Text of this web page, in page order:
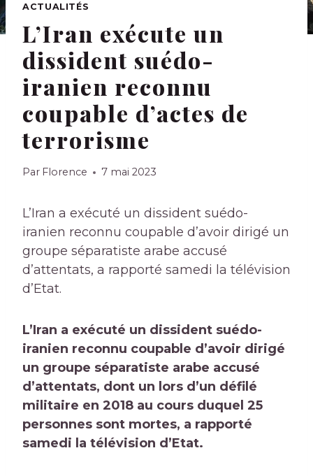
ACTUALITÉS
L’Iran exécute un
dissident suédo-
iranien reconnu
coupable d’actes de
terrorisme
Par Florence 7 mai 2023
L’Iran a exécuté un dissident suédo-
iranien reconnu coupable d’avoir dirigé un
groupe séparatiste arabe accusé
d’attentats, a rapporté samedi la télévision
d’Etat.
L’Iran a exécuté un dissident suédo-
iranien reconnu coupable d’avoir dirigé
un groupe séparatiste arabe accusé
d’attentats, dont un lors d’un défilé
militaire en 2018 au cours duquel 25
personnes sont mortes, a rapporté
samedi la télévision d’Etat.